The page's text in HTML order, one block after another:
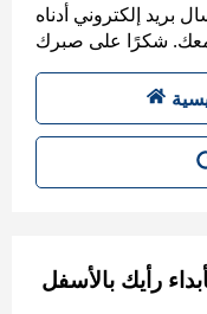
إلكتروني أدناه
رأيك بالأسفل